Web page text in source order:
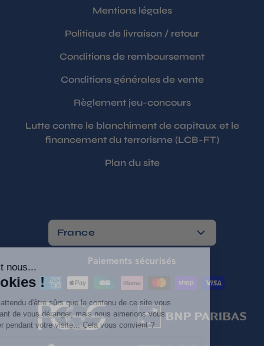
Mentions légales
Politique de livraison / retour
Conditions de remboursement
Conditions générales de vente
Règlement jeu-concours
Lutte contre le blanchiment de capitaux et le
financement du terrorisme (LCB-FT)
Plan du site
France
Paiements sécurisés